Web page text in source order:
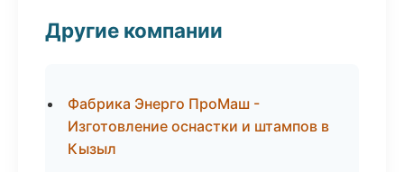
Другие компании
Фабрика Энерго ПроМаш -
Изготовление оснастки и штампов в
Кызыл